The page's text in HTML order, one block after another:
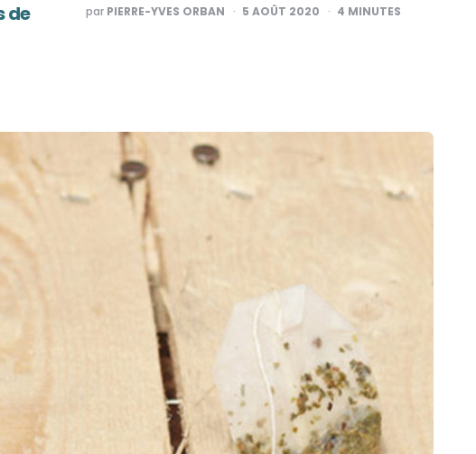
de
PUBLIÉ
PAR
par PIERRE-YVES ORBAN 5 AOÛT 2020 4 MINUTES